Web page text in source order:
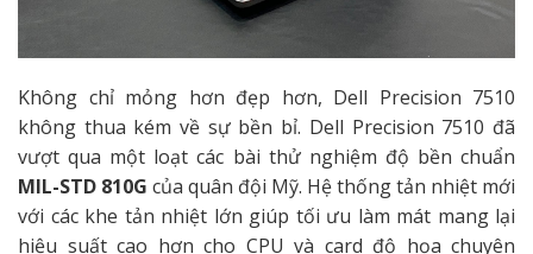
Không chỉ mỏng hơn đẹp hơn, Dell Precision 7510
không thua kém về sự bền bỉ. Dell Precision 7510 đã
vượt qua một loạt các bài thử nghiệm độ bền chuẩn
MIL-STD 810G của quân đội Mỹ. Hệ thống tản nhiệt mới
với các khe tản nhiệt lớn giúp tối ưu làm mát mang lại
hiệu suất cao hơn cho CPU và card độ họa chuyên